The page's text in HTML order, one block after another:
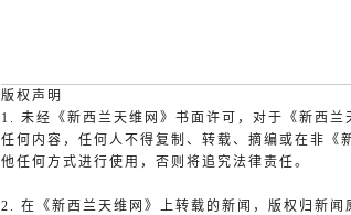
版权声明
1. 未经《新西兰天维网》书面许可，对于《新西
任何内容，任何人不得复制、转载、摘编或在非《
他任何方式进行使用，否则将追究法律责任。
2. 在《新西兰天维网》上转载的新闻，版权归新闻